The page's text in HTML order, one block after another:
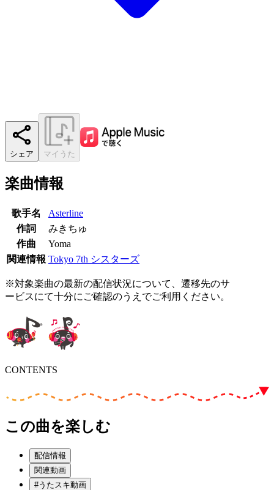
シェア マイうた
楽曲情報
歌手名
Asterline
作詞
みきちゅ
作曲
Yoma
関連情報 Tokyo 7th シスターズ
※対象楽曲の最新の配信状況について、遷移先のサ
ービスにて十分にご確認のうえでご利用ください。
CONTENTS
この曲を楽しむ
配信情報
関連動画
#うたスキ動画